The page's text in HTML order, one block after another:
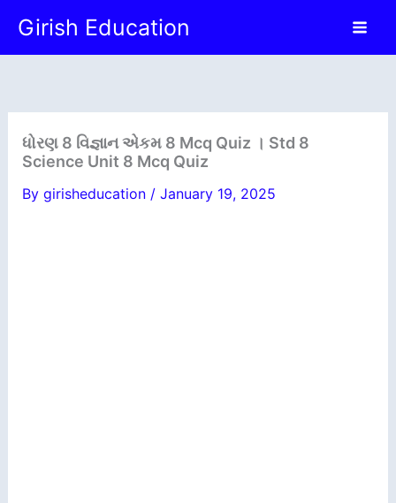
content
Girish Education
ધોરણ 8 વિજ્ઞાન એકમ 8 Mcq Quiz । Std 8
Science Unit 8 Mcq Quiz
By girisheducation / January 19, 2025